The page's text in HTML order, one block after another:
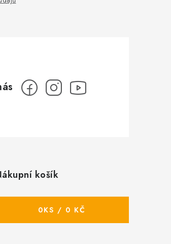
košík
0KS / 0 KČ